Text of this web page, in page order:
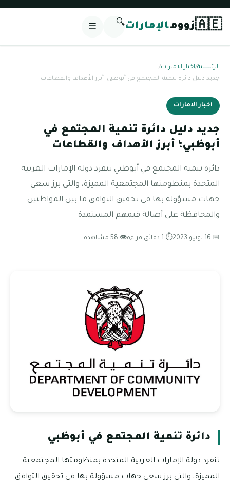
🇦🇪زوومالإمارات🔍
☰
الرئيسية/اخبار الامارات/
جديد دليل دائرة تنمية المجتمع في أبوظبي؛ أبرز الأهداف والقطاعات
اخبار الامارات
جديد دليل دائرة تنمية المجتمع في
أبوظبي؛ أبرز الأهداف والقطاعات
دائرة تنمية المجتمع في أبوظبي تنفرد دولة الإمارات العربية
المتحدة بمنظومتها المجتمعية المميزة، والتي برز سعي
جهات مسؤولة بها في تحقيق التوافق ما بين المواطنين
والمحافظة على أصالة قيمهم المستمدة
📅 16 يونيو 2023 ⏱ 1 دقائق قراءة 👁 58 مشاهدة
دائرة تنمية المجتمع في أبوظبي
تنفرد دولة الإمارات العربية المتحدة بمنظومتها المجتمعية
المميزة، والتي برز سعي جهات مسؤولة بها في تحقيق التوافق